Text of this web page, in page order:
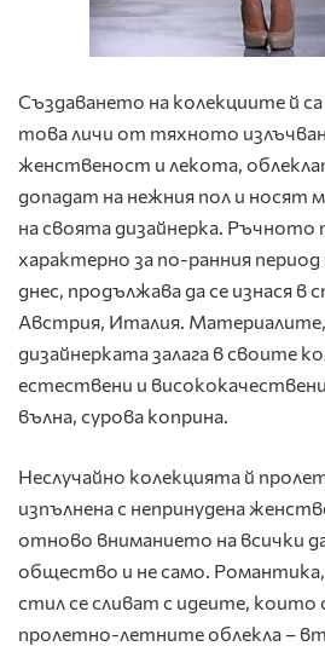
Създаването на колекциите й
това личи от тяхното
женственост и лекота,
допадат на нежния пол и носят
на своята дизайнерка.
характерно за по-ранния
днес, продължава да се изнася в
Австрия, Италия.
дизайнерката залага в своите
естествени и
вълна, сурова коприна.
Неслучайно колекцията й
изпълнена с непринудена
отново вниманието на всички
общество и не само.
стил се сливат с идеите, които
пролетно-летните облекла –